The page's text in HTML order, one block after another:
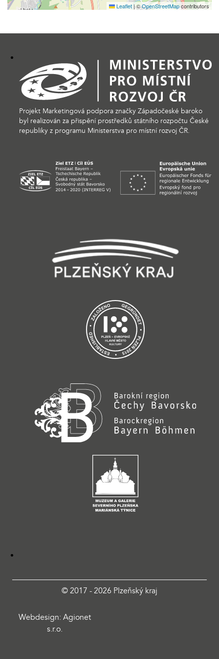
Leaflet |©OpenStreetMapcontributors
Projekt Marketingová podpora značky Západočeské baroko
byl realizován za přispění prostředků státního rozpočtu České
republiky z programu Ministerstva pro místní rozvoj ČR.
© 2017 - 2026 Plzeňský kraj
Webdesign: Agionet
s.r.o.